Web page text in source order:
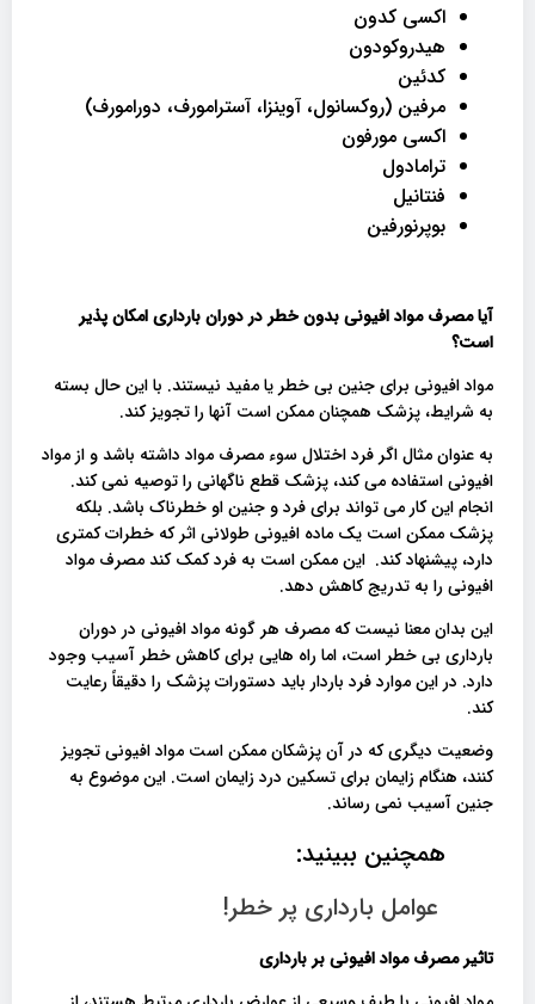
اکسی کدون
هیدروکودون
کدئین
مرفین (روکسانول، آوینزا، آسترامورف، دورامورف)
اکسی مورفون
ترامادول
فنتانیل
بوپرنورفین
آیا مصرف مواد افیونی بدون خطر در دوران بارداری امکان پذیر
است؟
مواد افیونی برای جنین بی خطر یا مفید نیستند. با این حال بسته
به شرایط، پزشک همچنان ممکن است آنها را تجویز کند.
به عنوان مثال اگر فرد اختلال سوء مصرف مواد داشته باشد و از مواد
افیونی استفاده می کند، پزشک قطع ناگهانی را توصیه نمی کند.
انجام این کار می تواند برای فرد و جنین او خطرناک باشد. بلکه
پزشک ممکن است یک ماده افیونی طولانی اثر که خطرات کمتری
دارد، پیشنهاد کند. این ممکن است به فرد کمک کند مصرف مواد
افیونی را به تدریج کاهش دهد.
این بدان معنا نیست که مصرف هر گونه مواد افیونی در دوران
بارداری بی خطر است، اما راه هایی برای کاهش خطر آسیب وجود
دارد. در این موارد فرد باردار باید دستورات پزشک را دقیقاً رعایت
کند.
وضعیت دیگری که در آن پزشکان ممکن است مواد افیونی تجویز
کنند، هنگام زایمان برای تسکین درد زایمان است. این موضوع به
جنین آسیب نمی رساند.
همچنین ببینید:
عوامل بارداری پر خطر!
تاثیر مصرف مواد افیونی بر بارداری